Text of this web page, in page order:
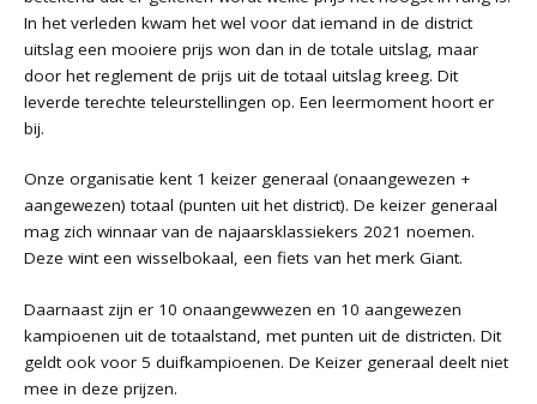
In het verleden kwam het wel voor dat iemand in de district
uitslag een mooiere prijs won dan in de totale uitslag, maar
door het reglement de prijs uit de totaal uitslag kreeg. Dit
leverde terechte teleurstellingen op. Een leermoment hoort er
bij.
Onze organisatie kent 1 keizer generaal (onaangewezen +
aangewezen) totaal (punten uit het district). De keizer generaal
mag zich winnaar van de najaarsklassiekers 2021 noemen.
Deze wint een wisselbokaal, een fiets van het merk Giant.
Daarnaast zijn er 10 onaangewwezen en 10 aangewezen
kampioenen uit de totaalstand, met punten uit de districten. Dit
geldt ook voor 5 duifkampioenen. De Keizer generaal deelt niet
mee in deze prijzen.